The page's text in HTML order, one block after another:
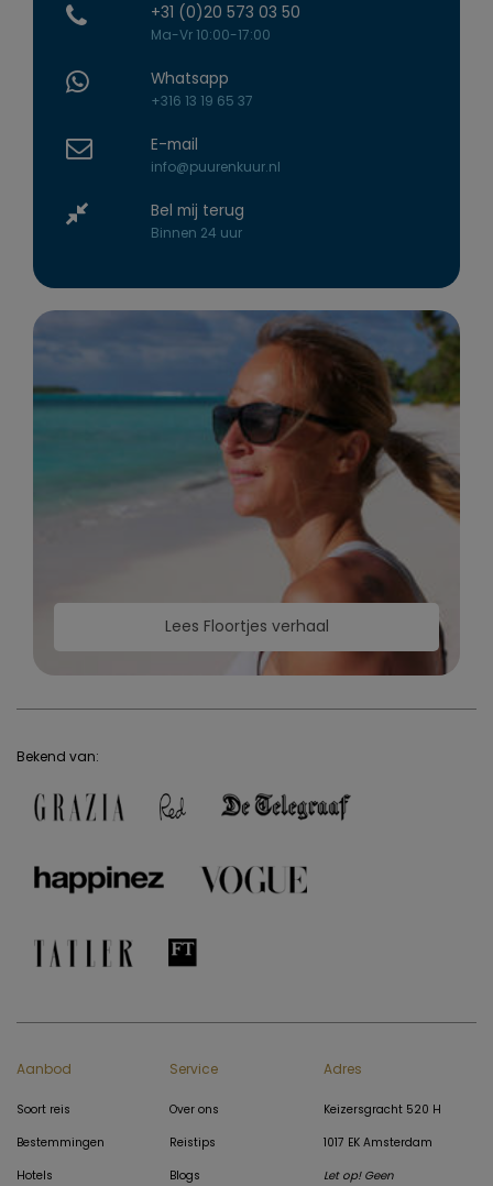
+31 (0)20 573 03 50
Ma-Vr 10:00-17:00
Whatsapp
+316 13 19 65 37
E-mail
info@puurenkuur.nl
Bel mij terug
Binnen 24 uur
Lees Floortjes verhaal
Bekend van:
Aanbod
Soort reis
Bestemmingen
Hotels
Service
Over ons
Reistips
Blogs
Adres
Keizersgracht 520 H
1017 EK Amsterdam
Let op! Geen